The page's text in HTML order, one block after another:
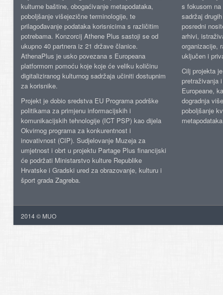
kulturne baštine, obogaćivanje metapodataka,
poboljšanje višejezične terminologije, te
prilagođavanje podataka korisnicima s različitim
potrebama. Konzorcij Athene Plus sastoji se od
ukupno 40 partnera iz 21 države članice.
AthenaPlus je usko povezana s Europeana
platformom pomoću koje koje će veliku količinu
digitaliziranog kulturnog sadržaja učiniti dostupnim
za korisnike.
Projekt je dobio sredstva EU Programa podrške
politikama za primjenu informacijskih i
komunikacijskih tehnologije (ICT PSP) kao dijela
Okvirnog programa za konkurentnost i
inovativnost (CIP). Sudjelovanje Muzeja za
umjetnost i obrt u projektu Partage Plus financijski
će podržati Ministarstvo kulture Republike
Hrvatske i Gradski ured za obrazovanje, kulturu i
šport grada Zagreba.
s fokusom
sadržaj
posredni
arhivi,
organizacije,
uključen i
Cilj projekta
pretraživanja
Europeane,
dogradnja
poboljšanje
2014 © MUO